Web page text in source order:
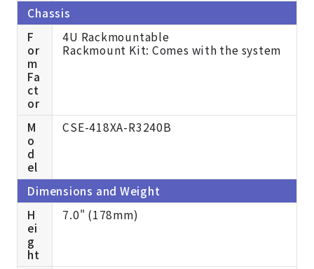
Chassis
F
or
m
Fa
ct
or
4U Rackmountable
Rackmount Kit: Comes with the system
M
o
d
el
CSE-418XA-R3240B
Dimensions and Weight
H
ei
g
ht
7.0" (178mm)